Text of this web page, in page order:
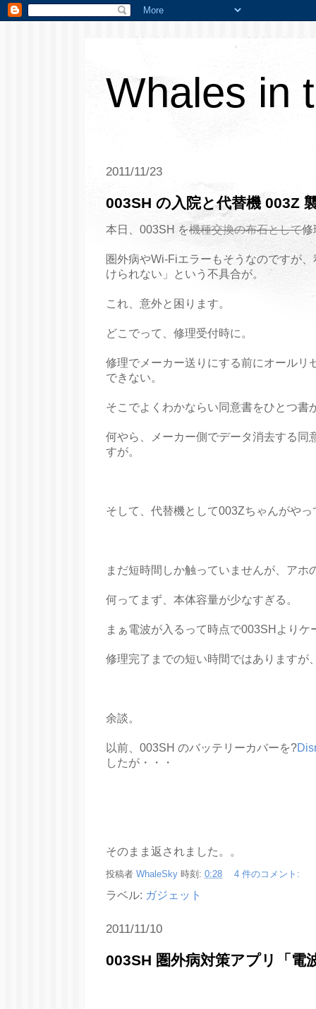
Whales in
2011/11/23
003SH の入院と代替機 003Z
本日、003SH を機種交換の布石として修
圏外病やWi-Fiエラーもそうなのですが
けられない」という不具合が。
これ、意外と困ります。
どこでって、修理受付時に。
修理でメーカー送りにする前にオールリ
できない。
そこでよくわかならい同意書をひとつ書
何やら、メーカー側でデータ消去する同
すが。
そして、代替機として003Zちゃんがやっ
まだ短時間しか触っていませんが、アホ
何ってまず、本体容量が少なすぎる。
まぁ電波が入るって時点で003SHよりケ
修理完了までの短い時間ではありますが
余談。
以前、003SH のバッテリーカバーを?
したが・・・
そのまま返されました。。
投稿者 WhaleSky 時刻: 0:28 4 件のコメント:
ラベル: ガジェット
2011/11/10
003SH 圏外病対策アプリ「電